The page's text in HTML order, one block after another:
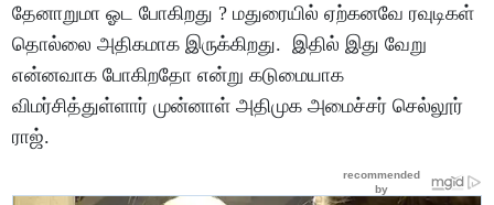
தேனாறுமா ஓட போகிறது ? மதுரையில் ஏற்கனவே ரவுடிகள்
தொல்லை அதிகமாக இருக்கிறது. இதில் இது வேறு
என்னவாக போகிறதோ என்று கடுமையாக
விமர்சித்துள்ளார் முன்னாள் அதிமுக அமைச்சர் செல்லூர்
ராஜ்.